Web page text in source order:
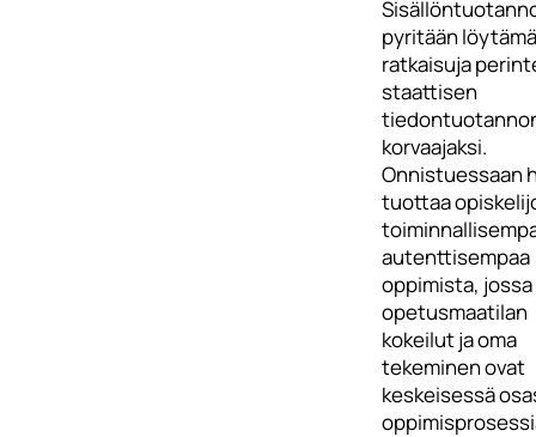
pyritään
ratkaisuja
staattisen
korvaajaksi.
Onnistuessaan
tuottaa
autenttisempaa
oppimista, jossa
opetusmaatilan
kokeilut ja oma
tekeminen ovat
keskeisessä